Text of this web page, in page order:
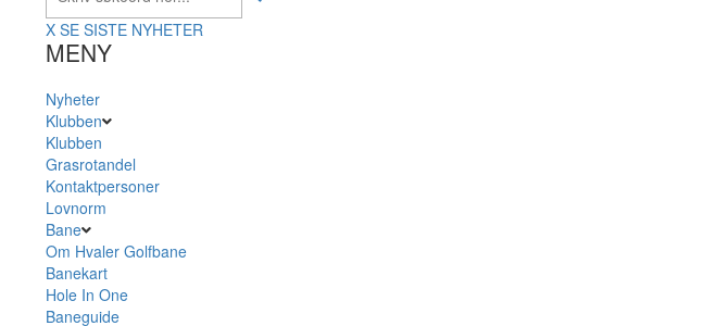
X SE SISTE NYHETER
MENY
Nyheter
Klubben
Klubben
Grasrotandel
Kontaktpersoner
Lovnorm
Bane
Om Hvaler Golfbane
Banekart
Hole In One
Baneguide